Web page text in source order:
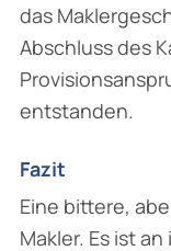
das
Abschluss des
entstanden.
Fazit
Eine bittere,
Makler. Es ist